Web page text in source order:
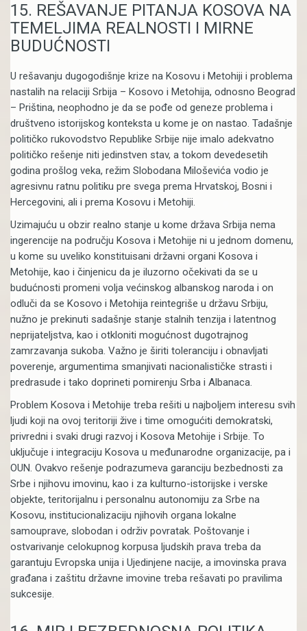
15. REŠAVANJE PITANJA KOSOVA NA
TEMELJIMA REALNOSTI I MIRNE
BUDUĆNOSTI
U rešavanju dugogodišnje krize na Kosovu i Metohiji i problema
nastalih na relaciji Srbija – Kosovo i Metohija, odnosno Beograd
– Priština, neophodno je da se pođe od geneze problema i
društveno istorijskog konteksta u kome je on nastao. Tadašnje
političko rukovodstvo Republike Srbije nije imalo adekvatno
političko rešenje niti jedinstven stav, a tokom devedesetih
godina prošlog veka, režim Slobodana Miloševića vodio je
agresivnu ratnu politiku pre svega prema Hrvatskoj, Bosni i
Hercegovini, ali i prema Kosovu i Metohiji.
Uzimajuću u obzir realno stanje u kome država Srbija nema
ingerencije na području Kosova i Metohije ni u jednom domenu,
u kome su uveliko konstituisani državni organi Kosova i
Metohije, kao i činjenicu da je iluzorno očekivati da se u
budućnosti promeni volja većinskog albanskog naroda i on
odluči da se Kosovo i Metohija reintegriše u državu Srbiju,
nužno je prekinuti sadašnje stanje stalnih tenzija i latentnog
neprijateljstva, kao i otkloniti mogućnost dugotrajnog
zamrzavanja sukoba. Važno je širiti toleranciju i obnavljati
poverenje, argumentima smanjivati nacionalističke strasti i
predrasude i tako doprineti pomirenju Srba i Albanaca.
Problem Kosova i Metohije treba rešiti u najboljem interesu svih
ljudi koji na ovoj teritoriji žive i time omogućiti demokratski,
privredni i svaki drugi razvoj i Kosova Metohije i Srbije. To
uključuje i integraciju Kosova u međunarodne organizacije, pa i
OUN. Ovakvo rešenje podrazumeva garanciju bezbednosti za
Srbe i njihovu imovinu, kao i za kulturno-istorijske i verske
objekte, teritorijalnu i personalnu autonomiju za Srbe na
Kosovu, institucionalizaciju njihovih organa lokalne
samouprave, slobodan i održiv povratak. Poštovanje i
ostvarivanje celokupnog korpusa ljudskih prava treba da
garantuju Evropska unija i Ujedinjene nacije, a imovinska prava
građana i zaštitu državne imovine treba rešavati po pravilima
sukcesije.